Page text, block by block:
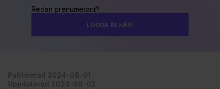
Redan prenumerant?
LOGGA IN HÄR!
Publicerad 2024-08-01
Uppdaterad 2024-08-02